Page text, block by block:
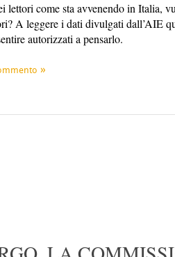
lettori come sta avvenendo in Italia,
A leggere i dati divulgati dall’AIE
autorizzati a pensarlo.